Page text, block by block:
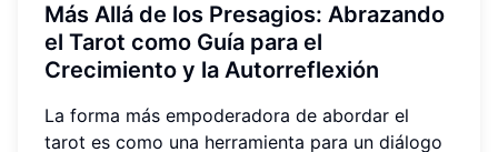
Más Allá de los Presagios: Abrazando
el Tarot como Guía para el
Crecimiento y la Autorreflexión
La forma más empoderadora de abordar el
tarot es como una herramienta para un diálogo